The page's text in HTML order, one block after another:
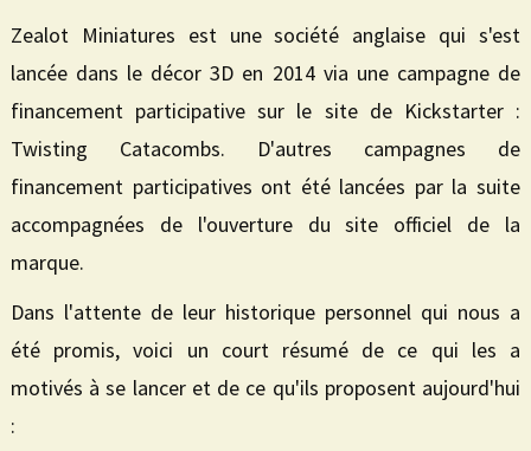
Zealot Miniatures est une société anglaise qui s'est
lancée dans le décor 3D en 2014 via une campagne de
financement participative sur le site de Kickstarter :
Twisting Catacombs. D'autres campagnes de
financement participatives ont été lancées par la suite
accompagnées de l'ouverture du site officiel de la
marque.
Dans l'attente de leur historique personnel qui nous a
été promis, voici un court résumé de ce qui les a
motivés à se lancer et de ce qu'ils proposent aujourd'hui
: